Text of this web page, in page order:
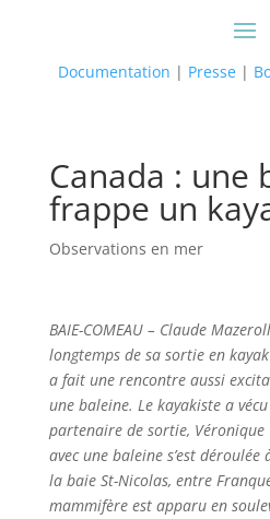
Documentation | Presse|
Canada : une
frappe un
Observations en mer
BAIE-COMEAU – Claude
longtemps de sa sortie en
a fait une rencontre aussi
une baleine. Le kayakiste a
partenaire de sortie, Véronique
avec une baleine s’est
la baie St-Nicolas, entre
mammifère est apparu en